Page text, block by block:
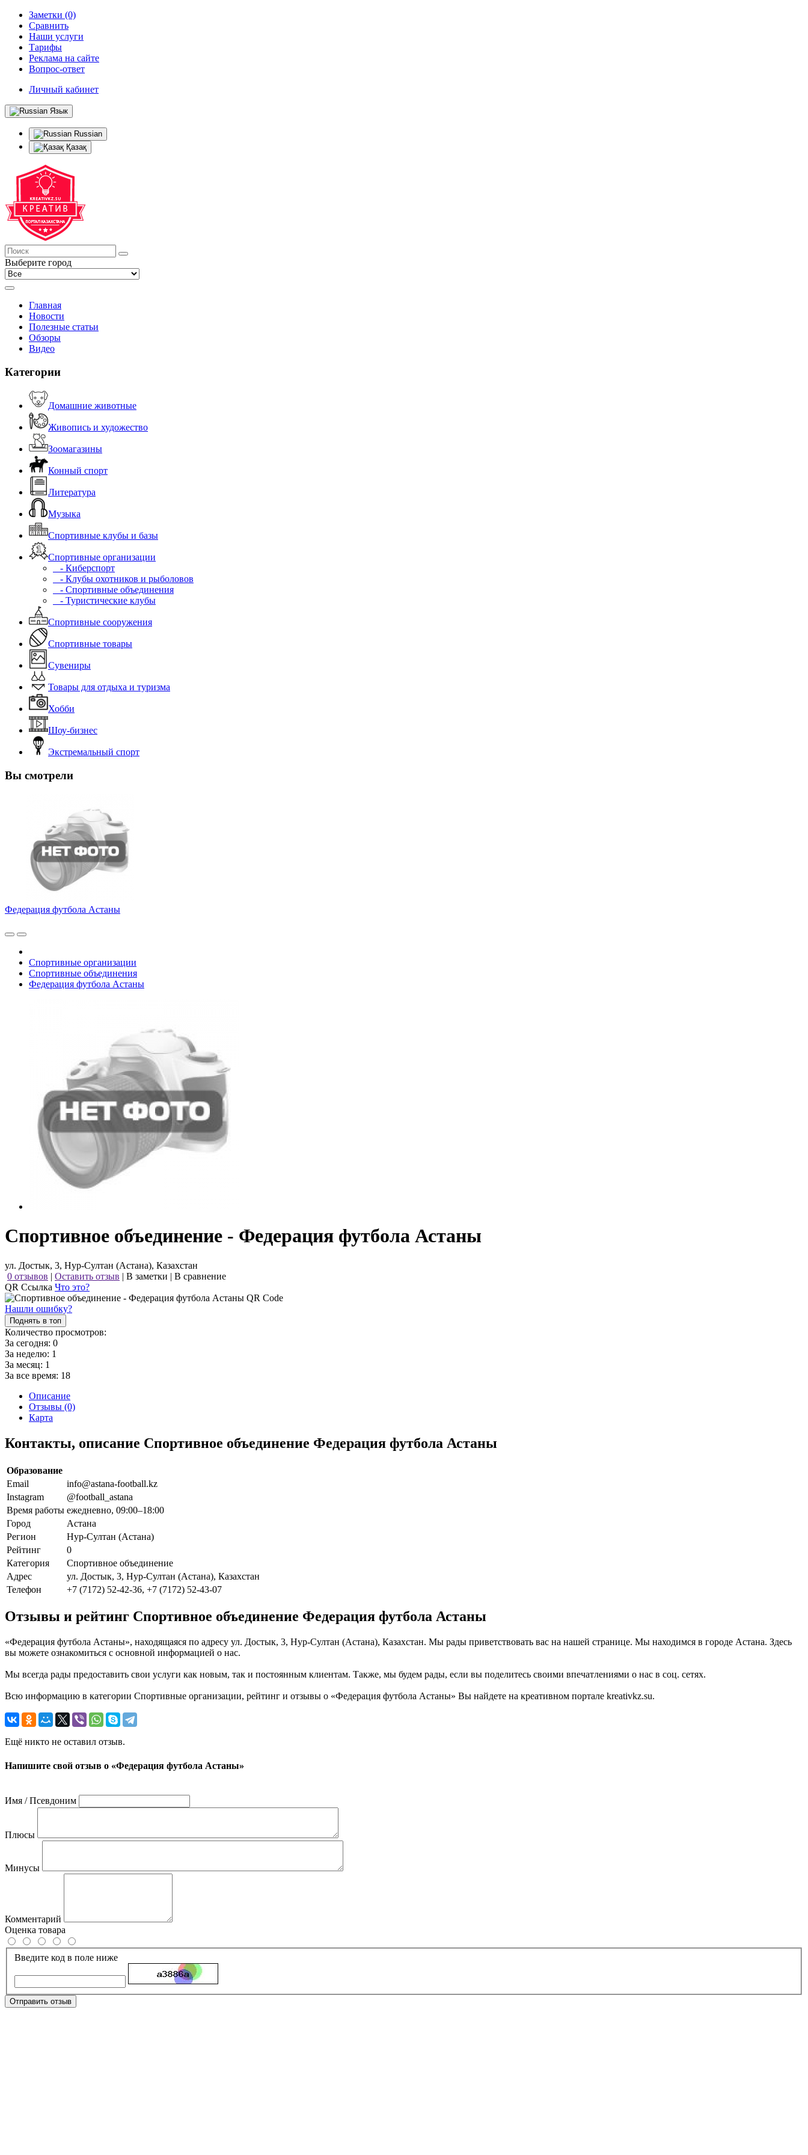
Заметки (0)
Сравнить
Наши услуги
Тарифы
Реклама на сайте
Вопрос-ответ
Личный кабинет
Язык
Russian
Қазақ
Выберите город
Главная
Новости
Полезные статьи
Обзоры
Видео
Категории
Домашние животные
Живопись и художество
Зоомагазины
Конный спорт
Литература
Музыка
Спортивные клубы и базы
Спортивные организации
- Киберспорт
- Клубы охотников и рыболовов
- Спортивные объединения
- Туристические клубы
Спортивные сооружения
Спортивные товары
Сувениры
Товары для отдыха и туризма
Хобби
Шоу-бизнес
Экстремальный спорт
Вы смотрели
Федерация футбола Астаны
Спортивные организации
Спортивные объединения
Федерация футбола Астаны
Спортивное объединение - Федерация футбола Астаны
ул. Достык, 3, Нур-Султан (Астана), Казахстан
0 отзывов | Оставить отзыв | В заметки | В сравнение
QR Ссылка Что это?
Нашли ошибку?
Поднять в топ
Количество просмотров:
За сегодня: 0
За неделю: 1
За месяц: 1
За все время: 18
Описание
Отзывы (0)
Карта
Контакты, описание Спортивное объединение Федерация футбола Астаны
Образование
Email
info@astana-football.kz
Instagram
@football_astana
Время работы ежедневно, 09:00–18:00
Город
Астана
Регион
Нур-Султан (Астана)
Рейтинг
0
Категория
Спортивное объединение
Адрес
ул. Достык, 3, Нур-Султан (Астана), Казахстан
Телефон
+7 (7172) 52-42-36, +7 (7172) 52-43-07
Отзывы и рейтинг Спортивное объединение Федерация футбола Астаны
«Федерация футбола Астаны», находящаяся по адресу ул. Достык, 3, Нур-Султан (Астана), Казахстан. Мы рады приветствовать вас на нашей странице. Мы находимся в городе Астана. Здесь
вы можете ознакомиться с основной информацией о нас.
Мы всегда рады предоставить свои услуги как новым, так и постоянным клиентам. Также, мы будем рады, если вы поделитесь своими впечатлениями о нас в соц. сетях.
Всю информацию в категории Спортивные организации, рейтинг и отзывы о «Федерация футбола Астаны» Вы найдете на креативном портале kreativkz.su.
Ещё никто не оставил отзыв.
Напишите свой отзыв о «Федерация футбола Астаны»
Имя / Псевдоним
Плюсы
Минусы
Комментарий
Оценка товара
Введите код в поле ниже
Отправить отзыв